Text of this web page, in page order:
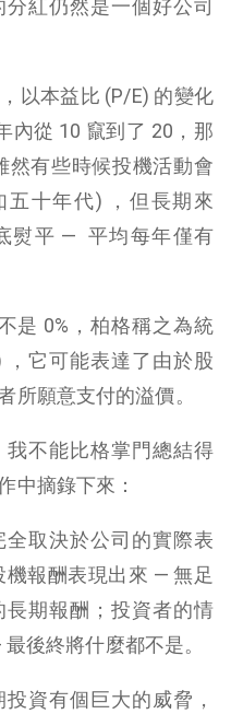
紅仍然是一個好公司
以本益比 (P/E) 的變化
內從 10 竄到了 20，那
然有些時候投機活動會
十年代) ，但長期來
熨平 — 平均每年僅有
是 0%，柏格稱之為統
它可能表達了由於股
所願意支付的溢價。
不能比格掌門總結得
中摘錄下來：
取決於公司的實際表
報酬表現出來 — 無足
期報酬；投資者的情
後終將什麼都不是。
資有個巨大的威脅，